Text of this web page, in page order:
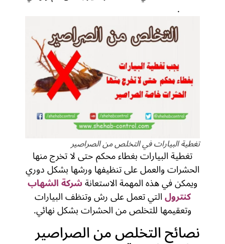
.
تغطية البيارات في التخلص من الصراصير
تغطية البيارات بغطاء محكم حتى لا تخرج منها
الحشرات والعمل على تنظيفها ورشها بشكل دوري
ويمكن في هذه المهمة الاستعانةشركة الشهاب
كنترولالتي تعمل على رش وتنظف البيارات
وتعقيمها للتخلص من الحشرات بشكل نهائي.
نصائح التخلص من الصراصير